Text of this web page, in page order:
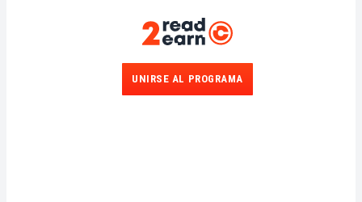
UNIRSE AL PROGRAMA